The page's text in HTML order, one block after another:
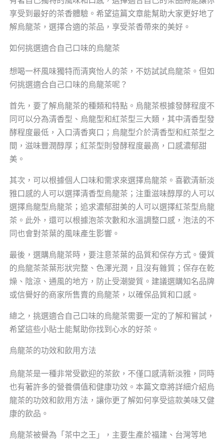
享受到最好的茶香體驗。希望這篇文章能幫助大家更好地了
解烏龍茶，選擇合適的茶品，享受茶香帶來的美好。
如何挑選適合自己口味的烏龍茶
想喝一杯風味獨特而清爽怡人的茶，不妨試試烏龍茶。但如
何挑選適合自己口味的烏龍茶呢？
首先，要了解烏龍茶的種類和特點。烏龍茶根據發酵程度不
同可以分為清香型、烏龍型和紅茶型三大類，其中清香型發
酵程度最低，入口清香爽口；烏龍型介於清香型和紅茶型之
間，滋味豐潤醇厚；紅茶型則發酵程度最高，口感濃郁甜
美。
其次，可以根據個人口味和需求來選擇烏龍茶。喜歡清新淡
雅口感的人可以選擇清香型烏龍茶；注重滋味醇厚的人可以
選擇烏龍型烏龍茶；追求濃郁甜美的人可以選擇紅茶型烏龍
茶。此外，還可以根據泡茶次數和水溫調整口感，泡法的不
同也會對茶葉的風味產生影響。
最後，選購烏龍茶時，要注意茶葉的品質和保存方式。優質
的烏龍茶茶葉形狀完整、色澤光潤，且沒有雜質；保存在乾
燥、陰涼、通風的地方，防止受潮變質。建議選購知名品牌
或信譽好的商家所售賣的烏龍茶，以確保品質和口感。
總之，挑選適合自己口味的烏龍茶需要一定的了解和嘗試，
希望這些小貼士能幫助你找到心水的好茶。
烏龍茶的功效和飲用方法
烏龍茶是一種非常受歡迎的茶飲，不僅口感清新淡雅，同時
也有著許多的營養價值和健康功效。本篇文章將詳細介紹烏
龍茶的功效和飲用方法，讓你更了解如何享受這款美味又健
康的飲品。
烏龍茶被譽為「茶中之王」，主要生產於福建、台灣等地